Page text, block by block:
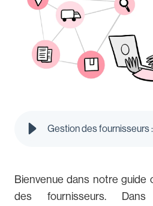
Bienvenue dans notre guide
des fournisseurs.